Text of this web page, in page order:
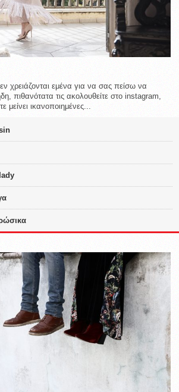
χρειάζονται εμένα για να σας πείσω να
πιθανότατα τις ακολουθείτε στο instagram,
μείνει ικανοποιημένες...